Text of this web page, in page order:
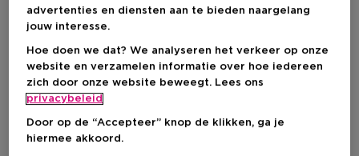
Productprijs
€ 58,95
advertenties en diensten aan te bieden naargelang
jouw interesse.
Hoe doen we dat? We analyseren het verkeer op onze
website en verzamelen informatie over hoe iedereen
zich door onze website beweegt. Lees ons
privacybeleid
Door op de “Accepteer” knop de klikken, ga je
hiermee akkoord.